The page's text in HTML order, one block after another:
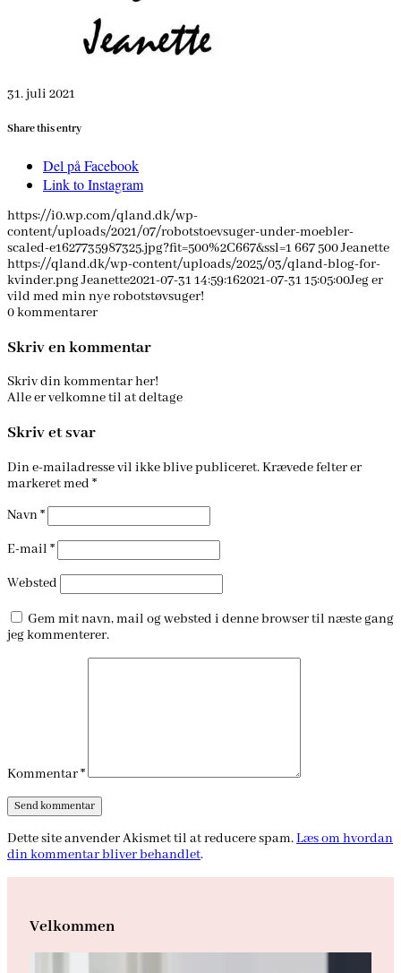
31. juli 2021
Share this entry
Del på Facebook
Link to Instagram
https://i0.wp.com/qland.dk/wp-
content/uploads/2021/07/robotstoevsuger-under-moebler-
scaled-e1627735987325.jpg?fit=500%2C667&ssl=1 667500Jeanette
https://qland.dk/wp-content/uploads/2025/03/qland-blog-for-
kvinder.pngJeanette2021-07-31 14:59:162021-07-31 15:05:00Jeg er
vild med min nye robotstøvsuger!
0kommentarer
Skriv en kommentar
Skriv din kommentar her!
Alle er velkomne til at deltage
Skriv et svar
Din e-mailadresse vil ikke blive publiceret.Krævede felter er
markeret med *
Navn*
E-mail *
Websted
Gem mit navn, mail og websted i denne browser til næste gang
jeg kommenterer.
Kommentar*
Dette site anvender Akismet til at reducere spam.Læs om hvordan
din kommentar bliver behandlet.
Velkommen